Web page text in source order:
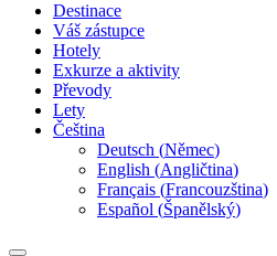
Destinace
Váš zástupce
Hotely
Exkurze a aktivity
Převody
Lety
Čeština
Deutsch (Němec)
English (Angličtina)
Français (Francouzština)
Español (Španělský)